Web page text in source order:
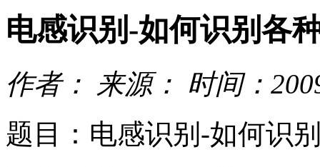
电感识别-如何识别各
作者： 来源： 时间：
题目：电感识别-如何识